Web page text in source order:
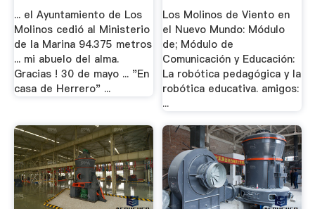
... el Ayuntamiento de Los
Molinos cedió al Ministerio
de la Marina 94.375 metros
... mi abuelo del alma.
Gracias ! 30 de mayo ... "En
casa de Herrero" ...
Los Molinos de Viento en
el Nuevo Mundo: Módulo
de; Módulo de
Comunicación y Educación:
La robótica pedagógica y la
robótica educativa. amigos:
...